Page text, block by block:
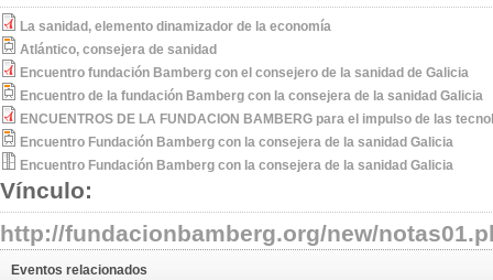
La sanidad, elemento dinamizador de la economía
Atlántico, consejera de sanidad
Encuentro fundación Bamberg con el consejero de la sanidad de Galicia
Encuentro de la fundación Bamberg con la consejera de la sanidad Galicia
ENCUENTROS DE LA FUNDACION BAMBERG para el impulso de las
Encuentro Fundación Bamberg con la consejera de la sanidad Galicia
Encuentro Fundación Bamberg con la consejera de la sanidad Galicia
Vínculo:
http://fundacionbamberg.org/new/
Eventos relacionados